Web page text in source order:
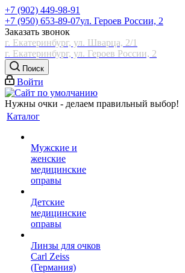
+7 (902) 449-98-91
+7 (950) 653-89-07ул. Героев России, 2
Заказать звонок
г. Екатеринбург, ул. Шварца, 2/1
г. Екатеринбург, ул. Героев России, 2
Поиск
Войти
Нужны очки - делаем правильный выбор!
Каталог
Мужские и
женские
медицинские
оправы
Детские
медицинские
оправы
Линзы для очков
Carl Zeiss
(Германия)